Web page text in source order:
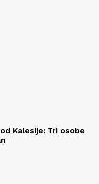
Kalesije: Tri osobe